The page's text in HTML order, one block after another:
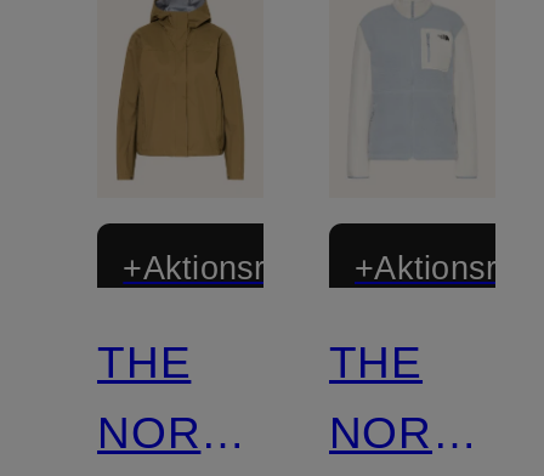
+Aktionsrabatt
THE
NORTH
THE
NORTH